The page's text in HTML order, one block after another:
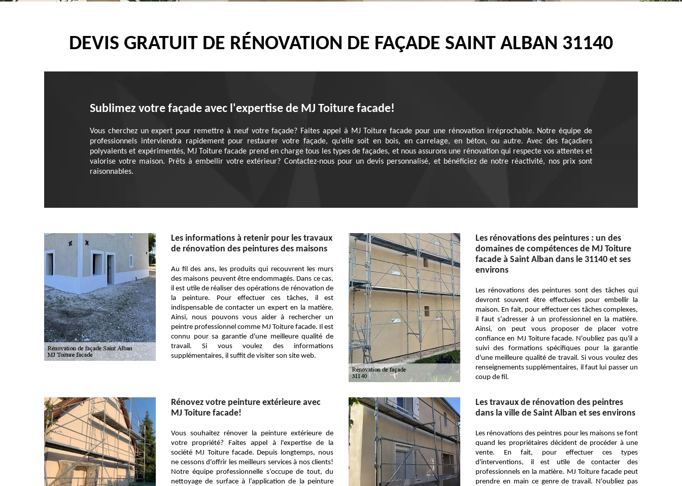
DEVIS GRATUIT DE RÉNOVATION DE FAÇADE SAINT ALBAN 31140
Sublimez votre façade avec l'expertise de MJ Toiture facade!
Vous cherchez un expert pour remettre à neuf votre façade? Faites appel à MJ Toiture facade pour une rénovation irréprochable. Notre équipe de
professionnels interviendra rapidement pour restaurer votre façade, qu’elle soit en bois, en carrelage, en béton, ou autre. Avec des façadiers
polyvalents et expérimentés, MJ Toiture facade prend en charge tous les types de façades, et nous assurons une rénovation qui respecte vos attentes et
valorise votre maison. Prêts à embellir votre extérieur? Contactez-nous pour un devis personnalisé, et bénéficiez de notre réactivité, nos prix sont
raisonnables.
Les informations à retenir pour les travaux
de rénovation des peintures des maisons
Au fil des ans, les produits qui recouvrent les murs
des maisons peuvent être endommagés. Dans ce cas,
il est utile de réaliser des opérations de rénovation de
la peinture. Pour effectuer ces tâches, il est
indispensable de contacter un expert en la matière.
Ainsi, nous pouvons vous aider à rechercher un
peintre professionnel comme MJ Toiture facade. Il est
connu pour sa garantie d'une meilleure qualité de
travail. Si vous voulez des informations
supplémentaires, il suffit de visiter son site web.
Les rénovations des peintures : un des
domaines de compétences de MJ Toiture
facade à Saint Alban dans le 31140 et ses
environs
Les rénovations des peintures sont des tâches qui
devront souvent être effectuées pour embellir la
maison. En fait, pour effectuer ces tâches complexes,
il faut s'adresser à un professionnel en la matière.
Ainsi, on peut vous proposer de placer votre
confiance en MJ Toiture facade. N'oubliez pas qu'il a
suivi des formations spécifiques pour la garantie
d'une meilleure qualité de travail. Si vous voulez des
renseignements supplémentaires, il faut lui passer un
coup de fil.
Rénovez votre peinture extérieure avec
MJ Toiture facade!
Vous souhaitez rénover la peinture extérieure de
votre propriété? Faites appel à l'expertise de la
société MJ Toiture facade. Depuis longtemps, nous
ne cessons d'offrir les meilleurs services à nos clients!
Notre équipe professionnelle s’occupe de tout, du
nettoyage de surface à l’application de la peinture
Les travaux de rénovation des peintres
dans la ville de Saint Alban et ses environs
Les rénovations des peintres pour les maisons se font
quand les propriétaires décident de procéder à une
vente. En fait, pour effectuer ces types
d'interventions, il est utile de contacter des
professionnels en la matière. MJ Toiture facade peut
prendre en main ce genre de travail. N'oubliez pas